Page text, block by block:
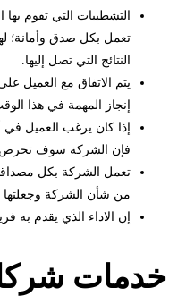
التشطيبات التي تقوم
تعمل بكل صدق وأمانة؛
النتائج التي تصل إليها.
يتم الاتفاق مع العميل
إنجاز المهمة في هذا
إذا كان يرغب العميل
فإن الشركة سوف تحرص
تعمل الشركة بكل
من شأن الشركة وجعلتها
إن الاداء الذي يقدم به
خدمات